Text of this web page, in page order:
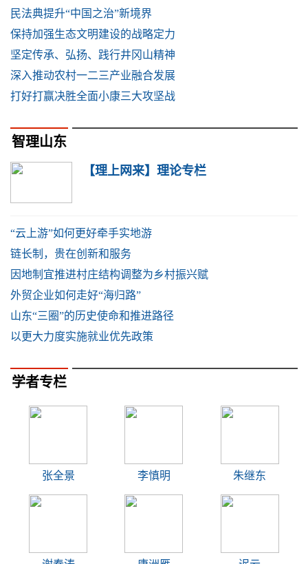
民法典提升“中国之治”新境界
保持加强生态文明建设的战略定力
坚定传承、弘扬、践行井冈山精神
深入推动农村一二三产业融合发展
打好打赢决胜全面小康三大攻坚战
智理山东
【理上网来】理论专栏
“云上游”如何更好牵手实地游
链长制，贵在创新和服务
因地制宜推进村庄结构调整为乡村振兴赋
外贸企业如何走好“海归路”
山东“三圈”的历史使命和推进路径
以更大力度实施就业优先政策
学者专栏
张全景 李慎明 朱继东